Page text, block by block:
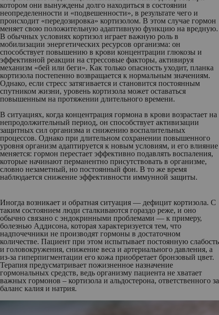
котором они вынуждены долго находиться в состоянии
неопределенности и «подвешенности», в результате чего и
происходит «передозировка» кортизолом. В этом случае гормон
меняет свою положительную адаптивную функцию на вредную.
В обычных условиях кортизол играет важную роль в
мобилизации энергетических ресурсов организма: он
способствует повышению в крови концентрации глюкозы и
эффективной реакции на стрессовые факторы, активируя
механизм «бей или беги». Как только опасность уходит, планка
кортизола постепенно возвращается к нормальным значениям.
Однако, если стресс затягивается и становится постоянным
спутником жизни, уровень кортизола может оставаться
повышенным на протяжении длительного времени.
В ситуациях, когда концентрация гормона в крови возрастает на
непродолжительный период, он способствует активизации
защитных сил организма и снижению воспалительных
процессов. Однако при длительном сохранении повышенного
уровня организм адаптируется к новым условиям, и его влияние
меняется: гормон перестает эффективно подавлять воспаления,
которые начинают перманентно присутствовать в организме,
словно незаметный, но постоянный фон. В то же время
наблюдается снижение эффективности иммунной защиты.
Иногда возникает и обратная ситуация — дефицит кортизола. С
таким состоянием люди сталкиваются гораздо реже, и оно
обычно связано с эндокринными проблемами — к примеру,
болезнью Аддисона, которая характеризуется тем, что
надпочечники не производят гормоны в достаточном
количестве. Пациент при этом испытывает постоянную слабость
и головокружения, снижение веса и артериального давления, а
из-за гиперпигментации его кожа приобретает бронзовый цвет.
Терапия предусматривает пожизненное назначение
гормональных средств, ведь организму пациента не хватает
важных гормонов – кортизола и альдостерона, ответственного за
баланс калия и натрия.